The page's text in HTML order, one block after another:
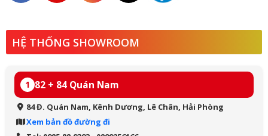
HỆ THỐNG SHOWROOM
1 82 + 84 Quán Nam
84 Đ. Quán Nam, Kênh Dương, Lê Chân, Hải Phòng
Xem bản đồ đường đi